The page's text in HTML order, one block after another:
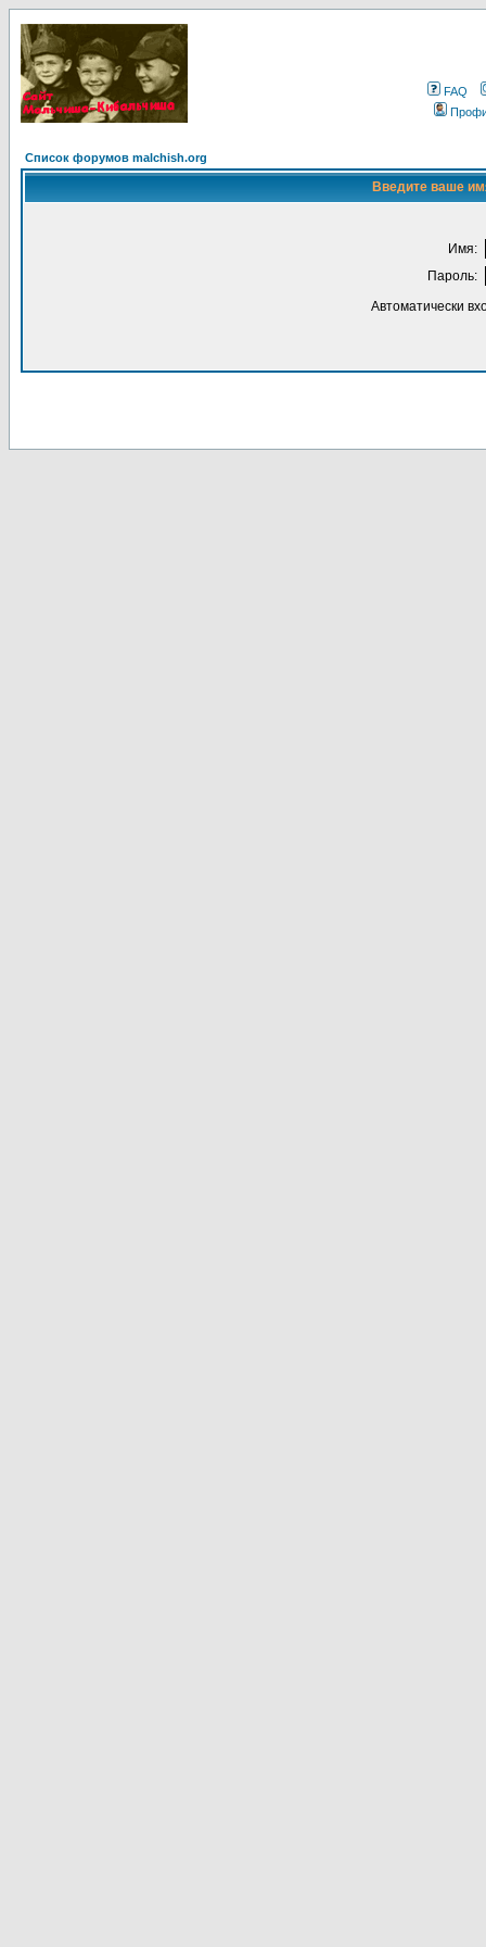
FAQ
Список форумов malchish.org
Введите ваше
Имя:
Пароль:
Автоматически